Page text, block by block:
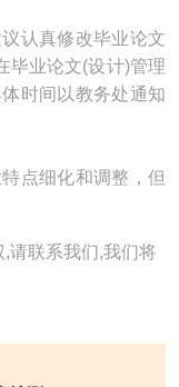
认真修改毕业论文
毕业论文(设计)管理
时间以教务处通知
点细化和调整，但
请联系我们,我们将